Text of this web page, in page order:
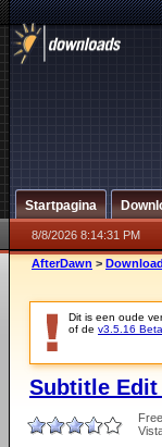
Startpagina
8/8/2026 8:14:31 PM
AfterDawn >
Dit is een oude
of de v3.5.16
Subtitle Edit